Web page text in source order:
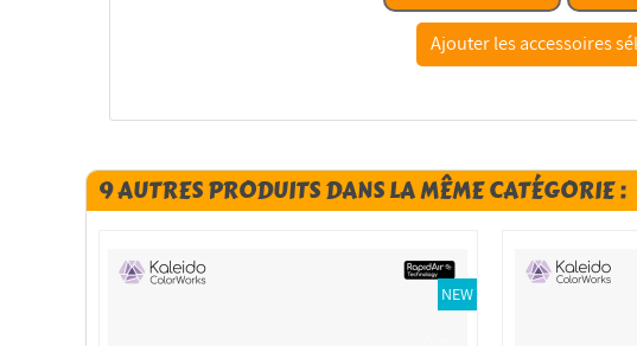
9 AUTRES PRODUITS DANS LA MÊME CATÉGORIE :
NEW